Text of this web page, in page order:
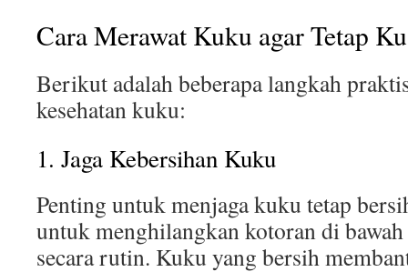
Cara Merawat Kuku agar Tetap
Berikut adalah beberapa langkah
kesehatan kuku:
1. Jaga Kebersihan Kuku
Penting untuk menjaga kuku tetap
untuk menghilangkan kotoran di
secara rutin. Kuku yang bersih